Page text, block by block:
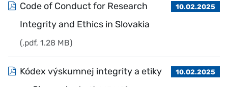
Code of Conduct for Research
Integrity and Ethics in Slovakia
(.pdf, 1.28 MB)
10.02.2025
Kódex výskumnej integrity a etiky
10.02.2025